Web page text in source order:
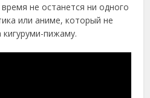
не останется ни одного
или аниме, который не
пижаму.